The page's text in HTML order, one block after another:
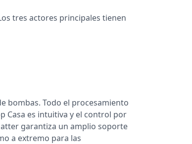
tres actores principales tienen
bombas. Todo el procesamiento
Casa es intuitiva y el control por
garantiza un amplio soporte
a extremo para las